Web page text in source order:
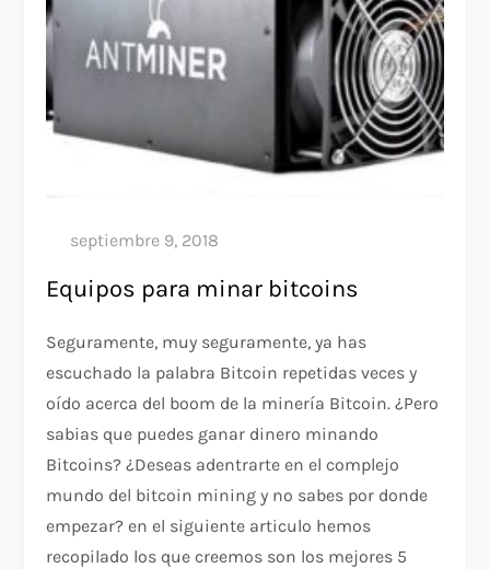
Equipos para minar bitcoins
Seguramente, muy seguramente, ya has
escuchado la palabra Bitcoin repetidas veces y
oído acerca del boom de la minería Bitcoin. ¿Pero
sabias que puedes ganar dinero minando
Bitcoins? ¿Deseas adentrarte en el complejo
mundo del bitcoin mining y no sabes por donde
empezar? en el siguiente articulo hemos
recopilado los que creemos son los mejores 5